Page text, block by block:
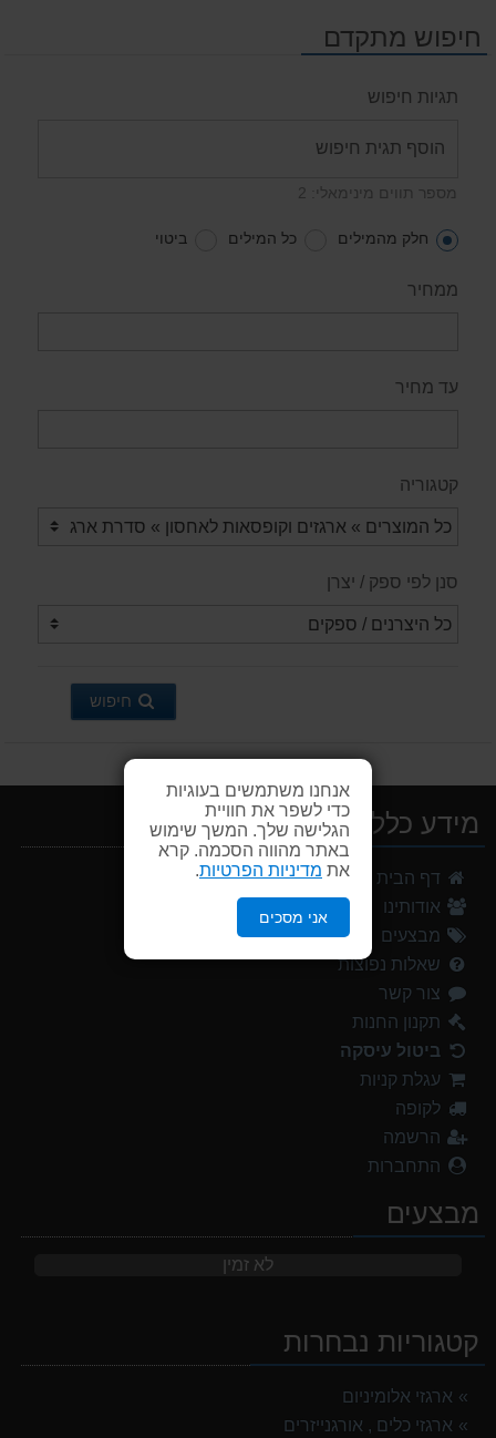
אנחנו משתמשים בעוגיות
כדי לשפר את חוויית
הגלישה שלך. המשך שימוש
באתר מהווה הסכמה. קרא
את מדיניות הפרטיות
אני מסכים
חיפוש מתקדם
תגיות חיפוש
מספר תווים מינימאלי: 2
חלק מהמילים כל המילים ביטוי
ממחיר
עד מחיר
קטגוריה
סנן לפי ספק / יצרן
חיפוש
מידע כללי
דף הבית
אודותינו
מבצעים
שאלות נפוצות
צור קשר
תקנון החנות
ביטול עיסקה
עגלת קניות
לקופה
הרשמה
התחברות
מבצעים
לא זמין
קטגוריות נבחרות
ארגזי אלומיניום
ארגזי כלים , אורגנייזרים